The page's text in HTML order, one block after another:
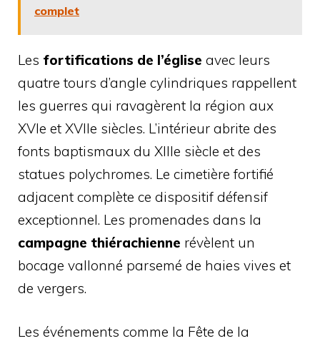
complet
Les fortifications de l’église avec leurs
quatre tours d’angle cylindriques rappellent
les guerres qui ravagèrent la région aux
XVIe et XVIIe siècles. L’intérieur abrite des
fonts baptismaux du XIIIe siècle et des
statues polychromes. Le cimetière fortifié
adjacent complète ce dispositif défensif
exceptionnel. Les promenades dans la
campagne thiérachienne révèlent un
bocage vallonné parsemé de haies vives et
de vergers.
Les événements comme la Fête de la